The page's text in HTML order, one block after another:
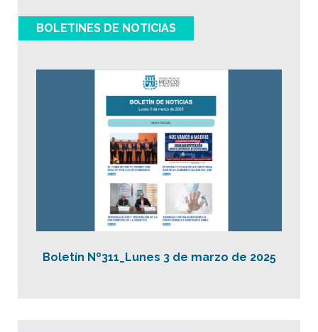
BOLETINES DE NOTICIAS
Boletín Nº311_Lunes 3 de marzo de 2025